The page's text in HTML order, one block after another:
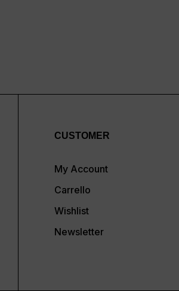
CUSTOMER
My Account
Carrello
Wishlist
Newsletter